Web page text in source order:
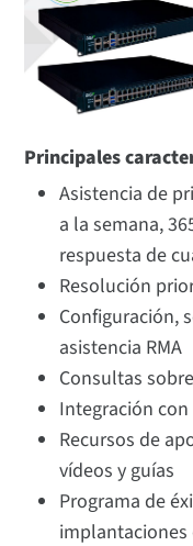
Principales
Asistencia de
a la semana,
respuesta de
Resolución
Configuración,
asistencia RMA
Consultas
Integración
Recursos de
vídeos y guías
Programa de
implantaciones